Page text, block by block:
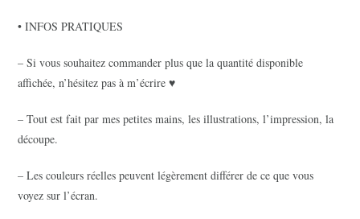
• INFOS PRATIQUES
– Si vous souhaitez commander plus que la quantité disponible
affichée, n’hésitez pas à m’écrire ♥
– Tout est fait par mes petites mains, les illustrations, l’impression, la
découpe.
– Les couleurs réelles peuvent légèrement différer de ce que vous
voyez sur l’écran.